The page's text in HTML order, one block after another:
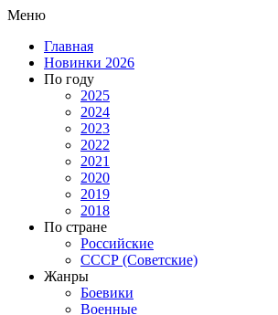
Меню
Главная
Новинки 2026
По году
2025
2024
2023
2022
2021
2020
2019
2018
По стране
Российские
СССР (Советские)
Жанры
Боевики
Военные